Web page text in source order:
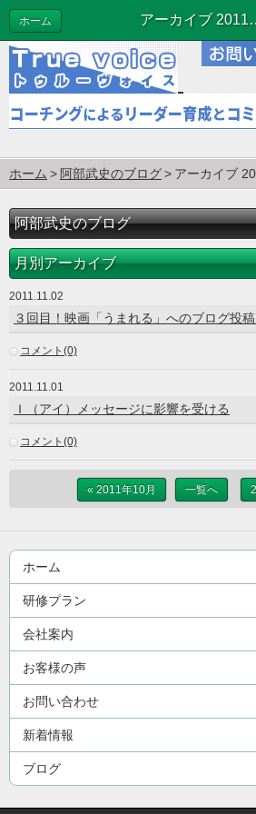
アーカイブ
ホーム
ホーム 阿部武史のブログ アーカイブ
阿部武史のブログ
月別アーカイブ
2011.11.02
３回目！映画「うまれる」へのブログ投
コメント(0)
2011.11.01
Ｉ（アイ）メッセージに影響を受ける
コメント(0)
« 2011年10月 一覧へ
ホーム
研修プラン
会社案内
お客様の声
お問い合わせ
新着情報
ブログ